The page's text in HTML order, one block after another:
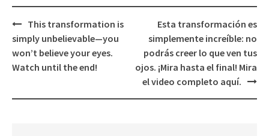
Post
navigation
This transformation is
simply unbelievable—you
won’t believe your eyes.
Watch until the end!
Esta transformación es
simplemente increíble: no
podrás creer lo que ven tus
ojos. ¡Mira hasta el final! Mira
el video completo aquí.